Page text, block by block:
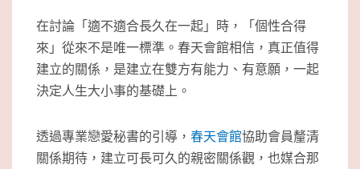
在討論「適不適合長久在一起」時，「個性合得
來」從來不是唯一標準。春天會館相信，真正值得
建立的關係，是建立在雙方有能力、有意願，一起
決定人生大小事的基礎上。
透過專業戀愛秘書的引導， 春天會館協助會員釐清
關係期待，建立可長可久的親密關係觀，也媒合那